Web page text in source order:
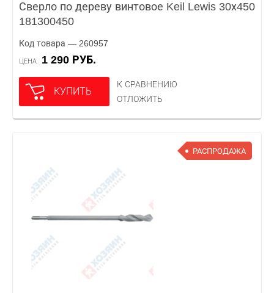
Сверло по дереву винтовое Keil Lewis 30х450
181300450
Код товара — 260957
ЦЕНА 1 290 РУБ.
КУПИТЬ
К СРАВНЕНИЮ
ОТЛОЖИТЬ
РАСПРОДАЖА